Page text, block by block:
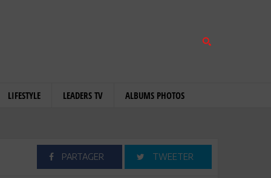
LIFESTYLE LEADERS TV ALBUMS PHOTOS
PARTAGER TWEETER